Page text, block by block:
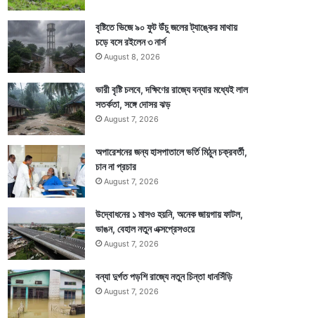
বৃষ্টিতে ভিজে ৯০ ফুট উঁচু জলের ট্যাঙ্কের মাথায়
চড়ে বসে রইলেন ৩ নার্স
August 8, 2026
ভারী বৃষ্টি চলবে, দক্ষিণের রাজ্যে বন্যার মধ্যেই লাল
সতর্কতা, সঙ্গে দোসর ঝড়
August 7, 2026
অপারেশনের জন্য হাসপাতালে ভর্তি মিঠুন চক্রবর্তী,
চান না প্রচার
August 7, 2026
উদ্বোধনের ১ মাসও হয়নি, অনেক জায়গায় ফাটল,
ভাঙন, বেহাল নতুন এক্সপ্রেসওয়ে
August 7, 2026
বন্যা দুর্গত পড়শি রাজ্যে নতুন চিন্তা ধানসিঁড়ি
August 7, 2026